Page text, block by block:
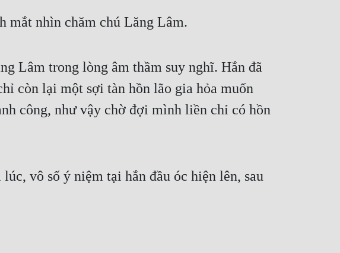
mắt nhìn chăm chú Lăng Lâm.
Lâm trong lòng âm thầm suy nghĩ. Hắn đã
còn lại một sợi tàn hồn lão gia hỏa muốn
công, như vậy chờ đợi mình liền chỉ có hồn
vô số ý niệm tại hắn đầu óc hiện lên, sau